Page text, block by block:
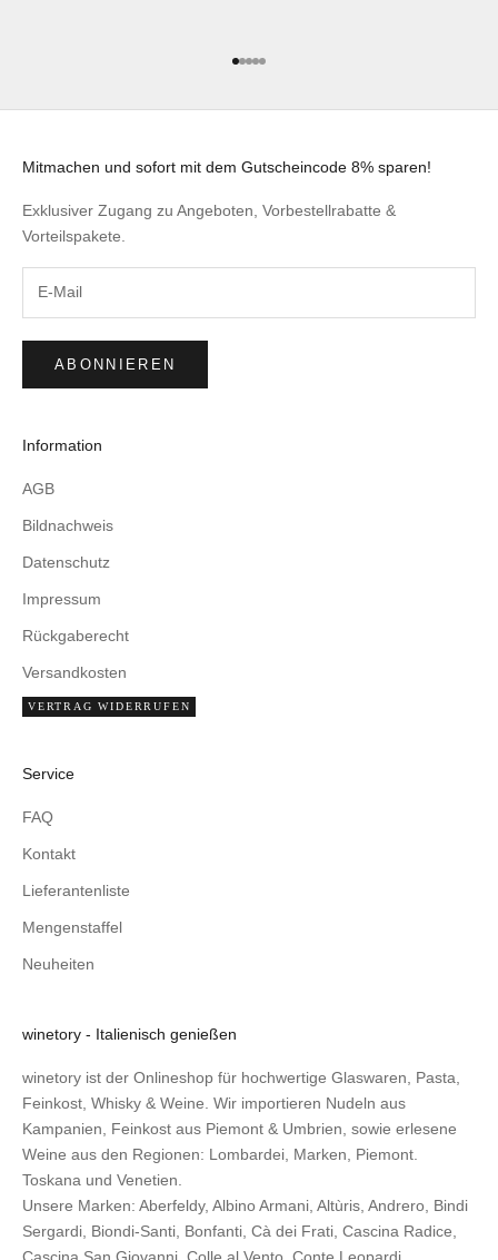
Gehe zu Element 1
Gehe zu Element 2
Gehe zu Element 3
Gehe zu Element 4
Gehe zu Element 5
Mitmachen und sofort mit dem Gutscheincode 8% sparen!
Exklusiver Zugang zu Angeboten, Vorbestellrabatte &
Vorteilspakete.
ABONNIEREN
Information
AGB
Bildnachweis
Datenschutz
Impressum
Rückgaberecht
Versandkosten
VERTRAG WIDERRUFEN
Service
FAQ
Kontakt
Lieferantenliste
Mengenstaffel
Neuheiten
winetory - Italienisch genießen
winetory ist der Onlineshop für hochwertige Glaswaren, Pasta,
Feinkost, Whisky & Weine. Wir importieren Nudeln aus
Kampanien, Feinkost aus Piemont & Umbrien, sowie erlesene
Weine aus den Regionen: Lombardei, Marken, Piemont.
Toskana und Venetien.
Unsere Marken: Aberfeldy, Albino Armani, Altùris, Andrero, Bindi
Sergardi, Biondi-Santi, Bonfanti, Cà dei Frati, Cascina Radice,